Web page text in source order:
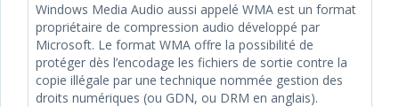
Windows Media Audio aussi appelé WMA est un format
propriétaire de compression audio développé par
Microsoft. Le format WMA offre la possibilité de
protéger dès l’encodage les fichiers de sortie contre la
copie illégale par une technique nommée gestion des
droits numériques (ou GDN, ou DRM en anglais).